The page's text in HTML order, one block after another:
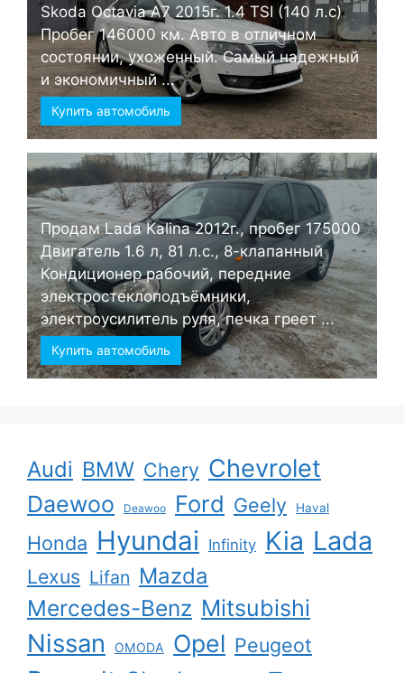
Skoda Octavia А7 2015г. 1.4 TSI (140 л.с)
Пробег 146000 км. Авто в отличном
состоянии, ухоженный. Самый надежный
и экономичный ...
Купить автомобиль
Продам Lada Kalina 2012г., пробег 175000
Двигатель 1.6 л, 81 л.с., 8-клапанный
Кондиционер рабочий, передние
электростеклоподъёмники,
электроусилитель руля, печка греет ...
Купить автомобиль
Audi BMW Chery Chevrolet
Daewoo Deawoo Ford Geely Haval
Honda Hyundai Infinity Kia Lada
Lexus Lifan Mazda
Mercedes-Benz Mitsubishi
Nissan OMODA Opel Peugeot